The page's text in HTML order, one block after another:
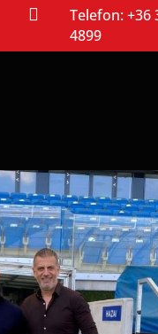
 Telefon:+36
4899